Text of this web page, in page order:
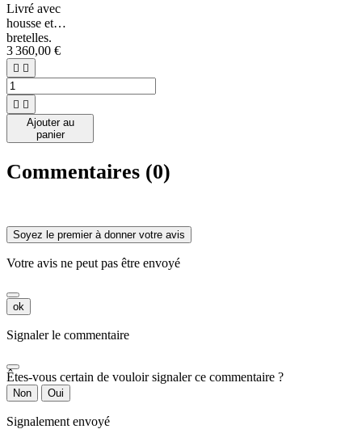
Livré avec
housse et
bretelles.
3 360,00 €
 
 
Ajouter au
panier
Commentaires (0)
Soyez le premier à donner votre avis
Votre avis ne peut pas être envoyé
ok
Signaler le commentaire
Êtes-vous certain de vouloir signaler ce commentaire ?
Non Oui
Signalement envoyé